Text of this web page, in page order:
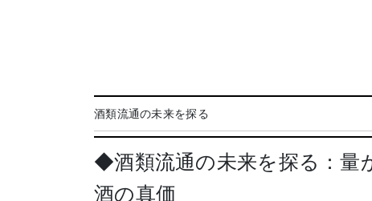
酒類流通の未来を探る
◆酒類流通の未来を探る：
酒の真価